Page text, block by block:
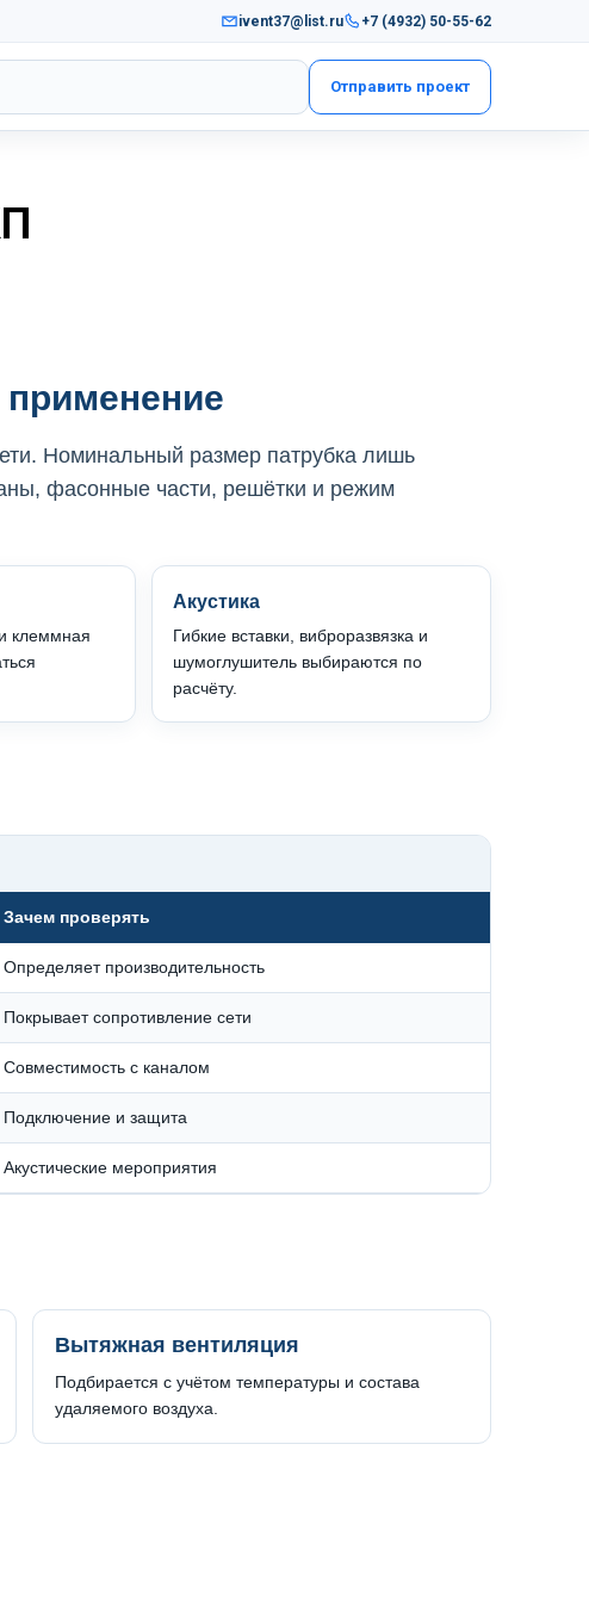
ivent37@list.ru +7 (4932) 50-55-62
Отправить проект
Номинальный размер патрубка лишь
фасонные части, решётки и режим
клеммная
Акустика
Гибкие вставки, виброразвязка и
шумоглушитель выбираются по
расчёту.
Зачем проверять
Определяет производительность
Покрывает сопротивление сети
Совместимость с каналом
Подключение и защита
Акустические мероприятия
Вытяжная вентиляция
Подбирается с учётом температуры и состава
удаляемого воздуха.